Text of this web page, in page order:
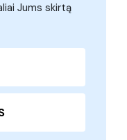
Jums skirtą